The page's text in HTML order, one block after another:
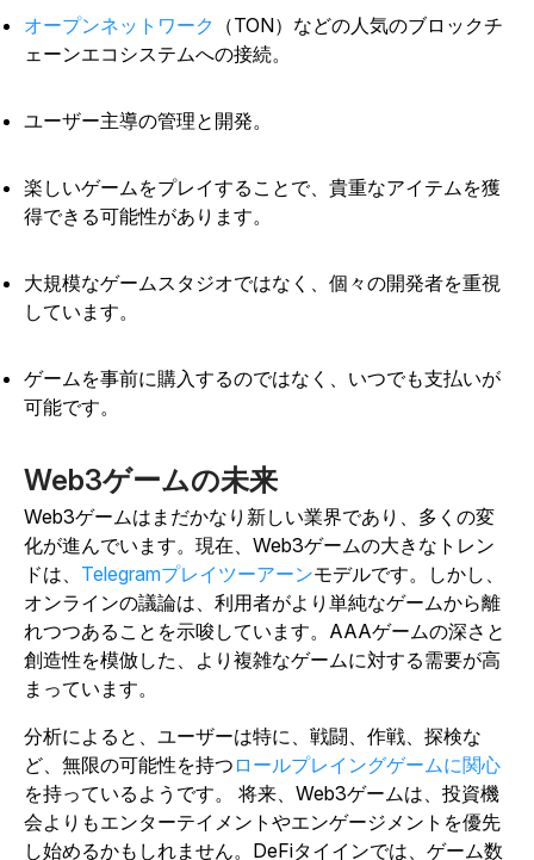
オープンネットワーク （TON）などの人気のブロックチ
ェーンエコシステムへの接続。
ユーザー主導の管理と開発。
楽しいゲームをプレイすることで、貴重なアイテムを獲
得できる可能性があります。
大規模なゲームスタジオではなく、個々の開発者を重視
しています。
ゲームを事前に購入するのではなく、いつでも支払いが
可能です。
Web3ゲームの未来
Web3ゲームはまだかなり新しい業界であり、多くの変
化が進んでいます。現在、Web3ゲームの大きなトレン
ドは、 Telegramプレイツーアーンモデルです。しかし、
オンラインの議論は、利用者がより単純なゲームから離
れつつあることを示唆しています。AAAゲームの深さと
創造性を模倣した、より複雑なゲームに対する需要が高
まっています。
分析によると、ユーザーは特に、戦闘、作戦、探検な
ど、無限の可能性を持つ ロールプレイングゲームに関心
を持っているようです。
将来、Web3ゲームは、投資機
会よりもエンターテイメントやエンゲージメントを優先
し始めるかもしれません。DeFiタイインでは、ゲーム数